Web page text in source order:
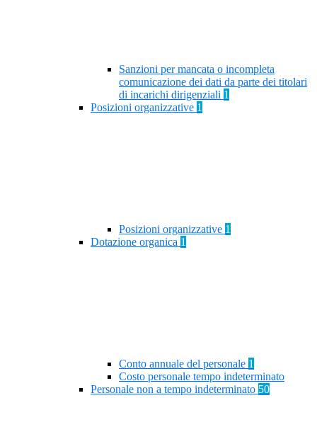
Sanzioni per mancata o incompleta
comunicazione dei dati da parte dei titolari
di incarichi dirigenziali 1
Posizioni organizzative 1
Posizioni organizzative 1
Dotazione organica 1
Conto annuale del personale 1
Costo personale tempo indeterminato
Personale non a tempo indeterminato 50